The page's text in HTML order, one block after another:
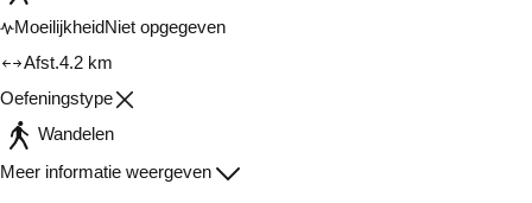
MoeilijkheidNiet opgegeven
Afst.4.2 km
Oefeningstype
Wandelen
Meer informatie weergeven